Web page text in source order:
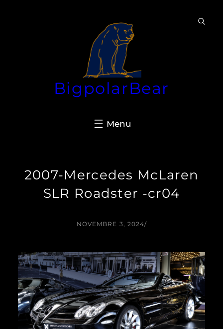
BigpolarBear
2007-Mercedes McLaren
SLR Roadster -cr04
NOVEMBRE 3, 2024/